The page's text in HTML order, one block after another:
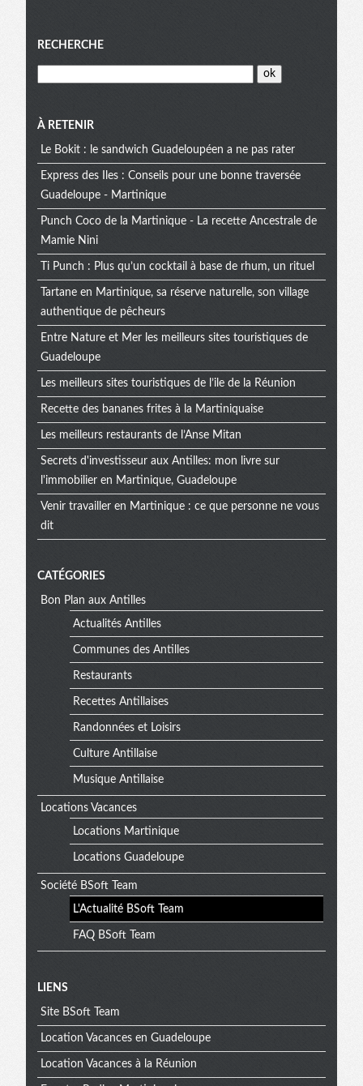
Menu
RECHERCHE
À RETENIR
Le Bokit : le sandwich Guadeloupéen a ne pas rater
Express des Iles : Conseils pour une bonne traversée
Guadeloupe - Martinique
Punch Coco de la Martinique - La recette Ancestrale de
Mamie Nini
Ti Punch : Plus qu’un cocktail à base de rhum, un rituel
Tartane en Martinique, sa réserve naturelle, son village
authentique de pêcheurs
Entre Nature et Mer les meilleurs sites touristiques de
Guadeloupe
Les meilleurs sites touristiques de l’ile de la Réunion
Recette des bananes frites à la Martiniquaise
Les meilleurs restaurants de l’Anse Mitan
Secrets d'investisseur aux Antilles: mon livre sur
l'immobilier en Martinique, Guadeloupe
Venir travailler en Martinique : ce que personne ne vous
dit
CATÉGORIES
Bon Plan aux Antilles
Actualités Antilles
Communes des Antilles
Restaurants
Recettes Antillaises
Randonnées et Loisirs
Culture Antillaise
Musique Antillaise
Locations Vacances
Locations Martinique
Locations Guadeloupe
Société BSoft Team
L'Actualité BSoft Team
FAQ BSoft Team
Menu
extra
LIENS
Site BSoft Team
Location Vacances en Guadeloupe
Location Vacances à la Réunion